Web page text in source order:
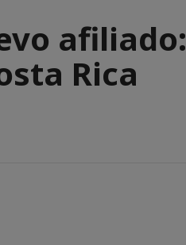
afiliado:
Rica